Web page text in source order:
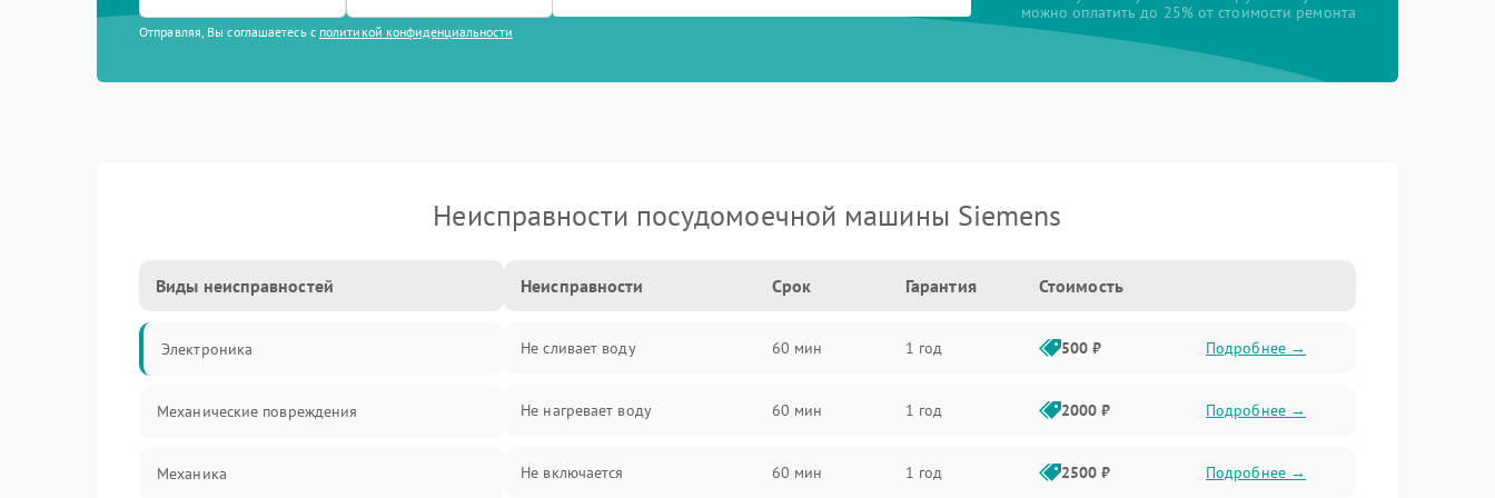
Отправляя, Вы соглашаетесь с политикой конфиденциальности
можно оплатить до 25% от стоимости ремонта
Неисправности посудомоечной машины Siemens
Виды неисправностей
Электроника
Механические повреждения
Механика
Неисправности Срок Гарантия Стоимость
Не сливает воду 60 мин 1 год 500 ₽ Подробнее →
Не нагревает воду 60 мин 1 год 2000 ₽ Подробнее →
Не включается 60 мин 1 год 2500 ₽ Подробнее →